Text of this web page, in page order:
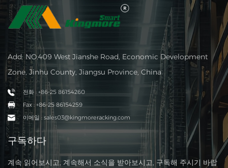
Add: NO.409 West Jianshe Road, Economic Development
Zone, Jinhu County, Jiangsu Province, China
전화 : +86-25 86154260
Fax : +86-25 86154259
이메일 : sales03@kingmoreracking.com
구독하다
계속 읽어보시고, 계속해서 소식을 받아보시고, 구독해 주시기 바랍